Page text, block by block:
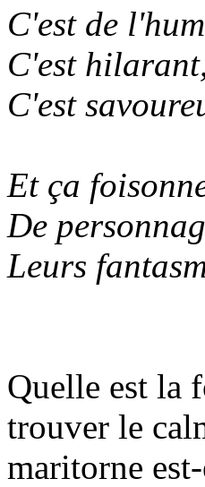
C'est de
C'est
C'est
Et ça
De
Leurs
Quelle est la
trouver le
maritorne